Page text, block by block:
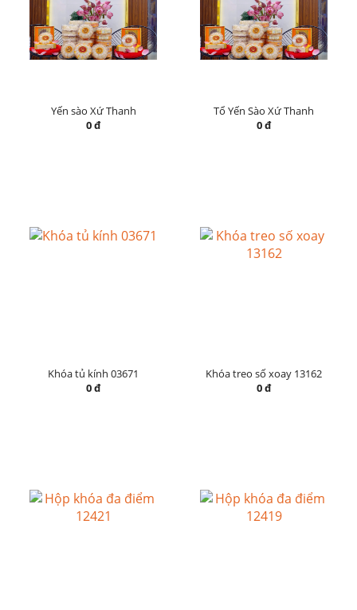
Yến sào Xứ Thanh
0 đ
Tổ Yến Sào Xứ Thanh
0 đ
Khóa tủ kính 03671
0 đ
Khóa treo số xoay 13162
0 đ